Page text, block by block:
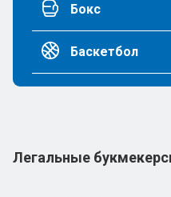
Бокс
Баскетбол
Легальные